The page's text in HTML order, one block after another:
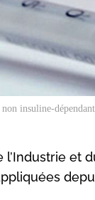
insuline-
l’Industrie et